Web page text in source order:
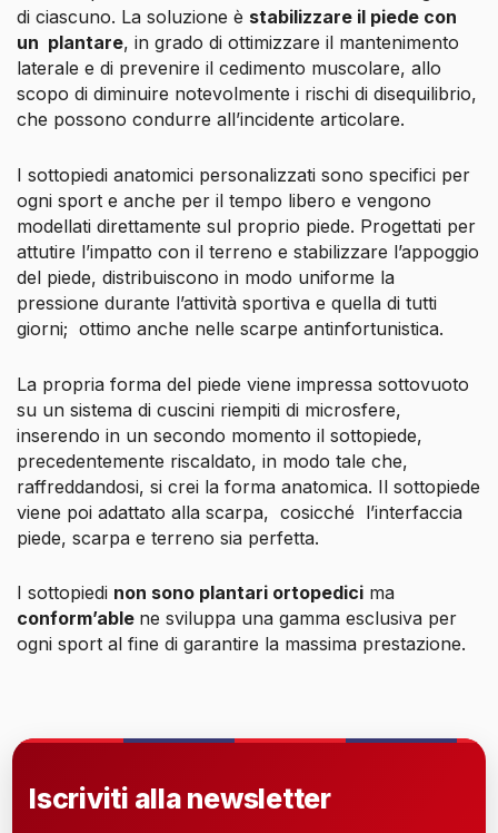
di ciascuno. La soluzione è stabilizzare il piede con
un plantare, in grado di ottimizzare il mantenimento
laterale e di prevenire il cedimento muscolare, allo
scopo di diminuire notevolmente i rischi di disequilibrio,
che possono condurre all’incidente articolare.
I sottopiedi anatomici personalizzati sono specifici per
ogni sport e anche per il tempo libero e vengono
modellati direttamente sul proprio piede. Progettati per
attutire l’impatto con il terreno e stabilizzare l’appoggio
del piede, distribuiscono in modo uniforme la
pressione durante l’attività sportiva e quella di tutti
giorni; ottimo anche nelle scarpe antinfortunistica.
La propria forma del piede viene impressa sottovuoto
su un sistema di cuscini riempiti di microsfere,
inserendo in un secondo momento il sottopiede,
precedentemente riscaldato, in modo tale che,
raffreddandosi, si crei la forma anatomica. Il sottopiede
viene poi adattato alla scarpa, cosicché lʼinterfaccia
piede, scarpa e terreno sia perfetta.
I sottopiedi non sono plantari ortopedici ma
conform’able ne sviluppa una gamma esclusiva per
ogni sport al fine di garantire la massima prestazione.
Iscriviti alla newsletter